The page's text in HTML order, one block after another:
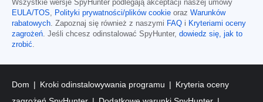
Wszystkie wersje SpyHunter podlegają akceptacji naszej umowy
EULA/TOS, Polityki prywatności/plików cookie oraz Warunków
rabatowych. Zapoznaj się również z naszymi FAQ i Kryteriami oceny
zagrożeń. Jeśli chcesz odinstalować SpyHunter, dowiedz się, jak to
zrobić.
Dom Kroki odinstalowywania programu
Kryteria oceny